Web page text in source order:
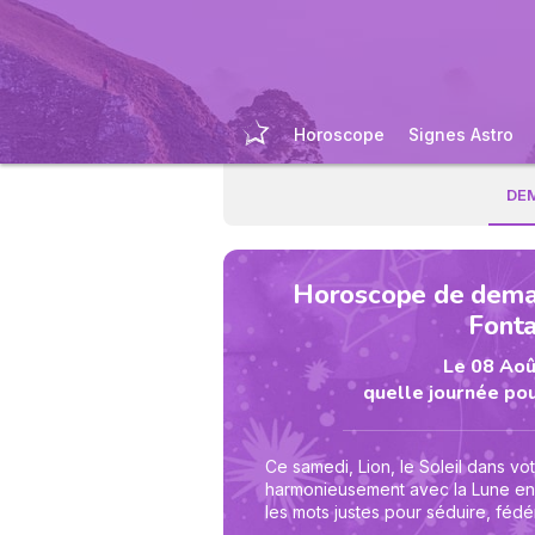
Horoscope Signes Astro
Horoscope de
Le 08
quelle journée
Ce samedi, Lion, le Soleil dans
harmonieusement avec la Lune
les mots justes pour séduire,